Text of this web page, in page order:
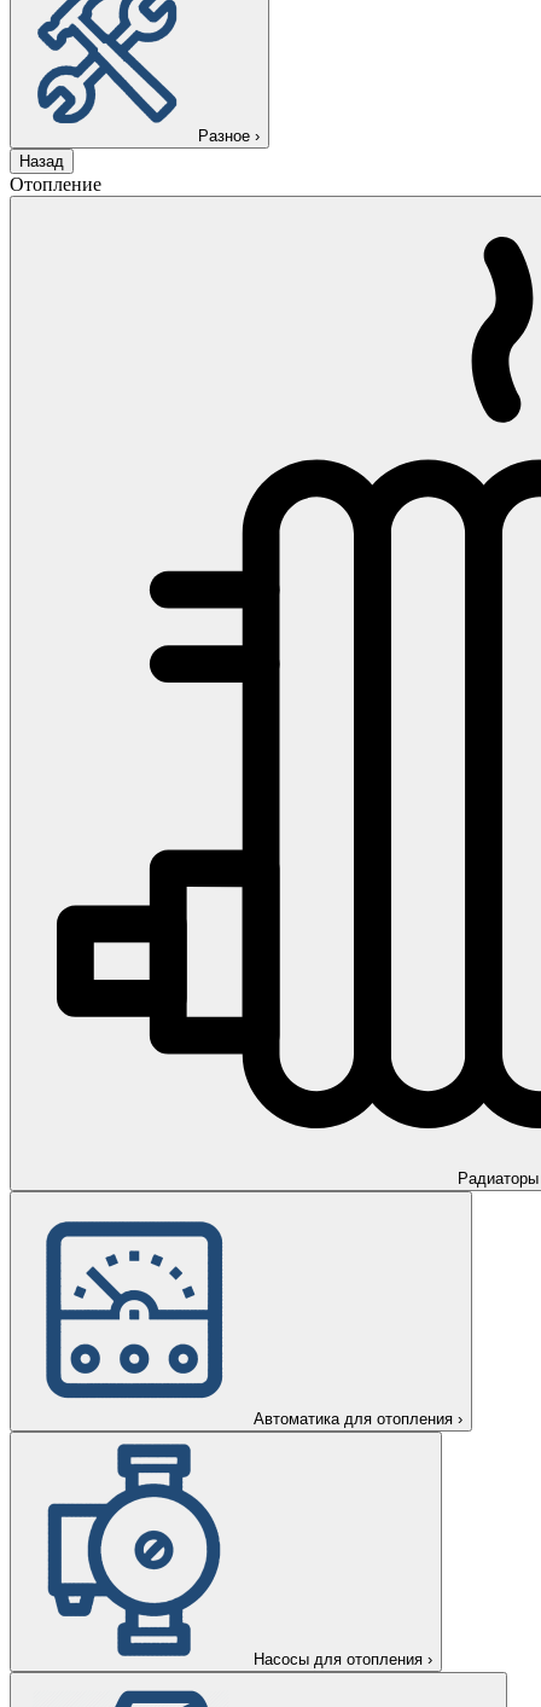
Разное ›
Назад
Отопление
Радиаторы
Автоматика для отопления ›
Насосы для отопления ›